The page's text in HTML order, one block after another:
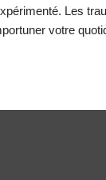
Les
votre